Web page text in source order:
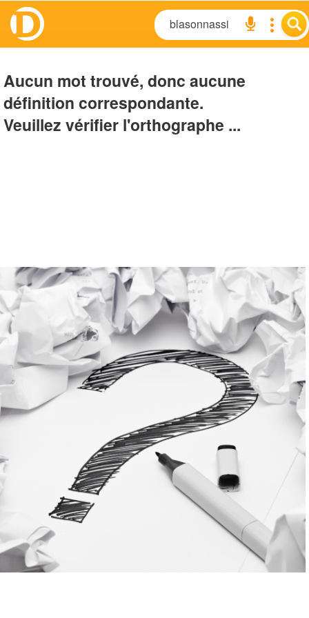
Aucun mot trouvé, donc aucune
définition correspondante.
Veuillez vérifier l'orthographe ...